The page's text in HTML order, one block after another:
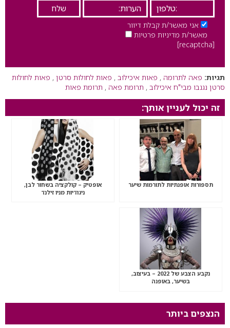
אני מאשר/ת קבלת דיוור
מאשר/ת מדיניות פרטיות
[recaptcha]
תגיות: פאה לתרומה , פאות איכילוב , פאות לחולות סרטן , פאות לחולות
סרטן נגנבו מבי"ח איכילוב , תרומת פאה , תרומת פאות
זה יכול לעניין אותך:
תספורות אופנתיות לתורמות שיער
אופטיק – קולקציה בשחור לבן,
ניגודיות מניו זילנד
נקבע הצבע של 2022 – בעיצוב,
בשיער, באופנה
הנצפים ביותר